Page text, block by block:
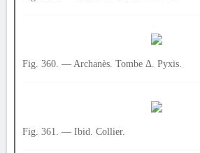
Fig. 360. — Archanès. Tombe Δ. Pyxis.
Fig. 361. — Ibid. Collier.